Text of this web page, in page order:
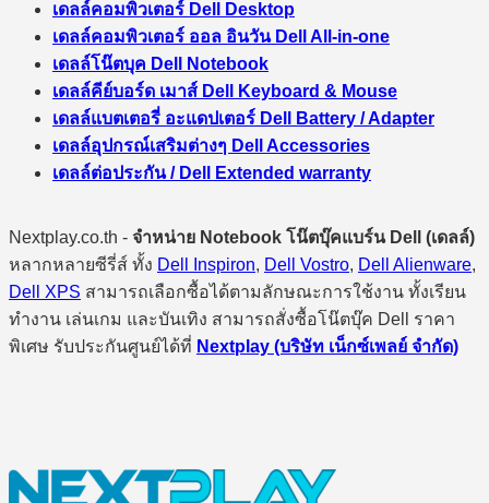
เดลล์คอมพิวเตอร์ Dell Desktop
เดลล์คอมพิวเตอร์ ออล อินวัน Dell All-in-one
เดลล์โน๊ตบุค Dell Notebook
เดลล์คีย์บอร์ด เมาส์ Dell Keyboard & Mouse
เดลล์แบตเตอรี่ อะแดปเตอร์ Dell Battery / Adapter
เดลล์อุปกรณ์เสริมต่างๆ Dell Accessories
เดลล์ต่อประกัน / Dell Extended warranty
Nextplay.co.th - จำหน่าย Notebook โน๊ตบุ๊คแบร์น Dell (เดลล์)
หลากหลายซีรี่ส์ ทั้ง Dell Inspiron, Dell Vostro, Dell Alienware,
Dell XPS สามารถเลือกซื้อได้ตามลักษณะการใช้งาน ทั้งเรียน
ทำงาน เล่นเกม และบันเทิง สามารถสั่งซื้อโน๊ตบุ๊ค Dell ราคา
พิเศษ รับประกันศูนย์ได้ที่ Nextplay (บริษัท เน็กซ์เพลย์ จำกัด)